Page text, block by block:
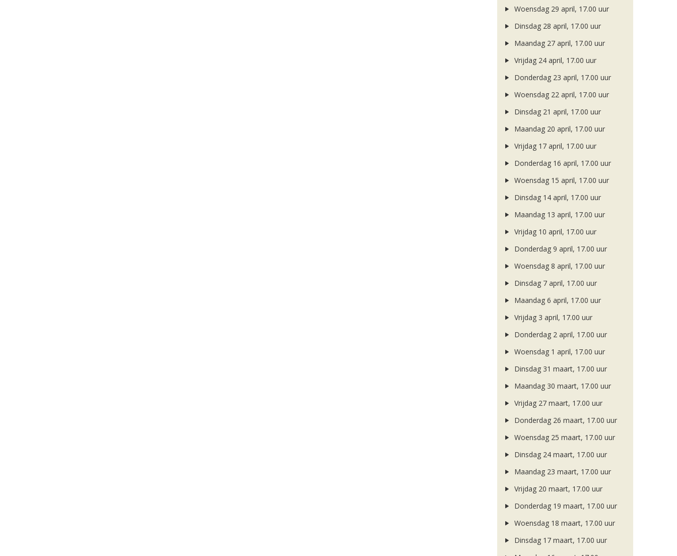
Woensdag 29 april, 17.00 uur
Dinsdag 28 april, 17.00 uur
Maandag 27 april, 17.00 uur
Vrijdag 24 april, 17.00 uur
Donderdag 23 april, 17.00 uur
Woensdag 22 april, 17.00 uur
Dinsdag 21 april, 17.00 uur
Maandag 20 april, 17.00 uur
Vrijdag 17 april, 17.00 uur
Donderdag 16 april, 17.00 uur
Woensdag 15 april, 17.00 uur
Dinsdag 14 april, 17.00 uur
Maandag 13 april, 17.00 uur
Vrijdag 10 april, 17.00 uur
Donderdag 9 april, 17.00 uur
Woensdag 8 april, 17.00 uur
Dinsdag 7 april, 17.00 uur
Maandag 6 april, 17.00 uur
Vrijdag 3 april, 17.00 uur
Donderdag 2 april, 17.00 uur
Woensdag 1 april, 17.00 uur
Dinsdag 31 maart, 17.00 uur
Maandag 30 maart, 17.00 uur
Vrijdag 27 maart, 17.00 uur
Donderdag 26 maart, 17.00 uur
Woensdag 25 maart, 17.00 uur
Dinsdag 24 maart, 17.00 uur
Maandag 23 maart, 17.00 uur
Vrijdag 20 maart, 17.00 uur
Donderdag 19 maart, 17.00 uur
Woensdag 18 maart, 17.00 uur
Dinsdag 17 maart, 17.00 uur